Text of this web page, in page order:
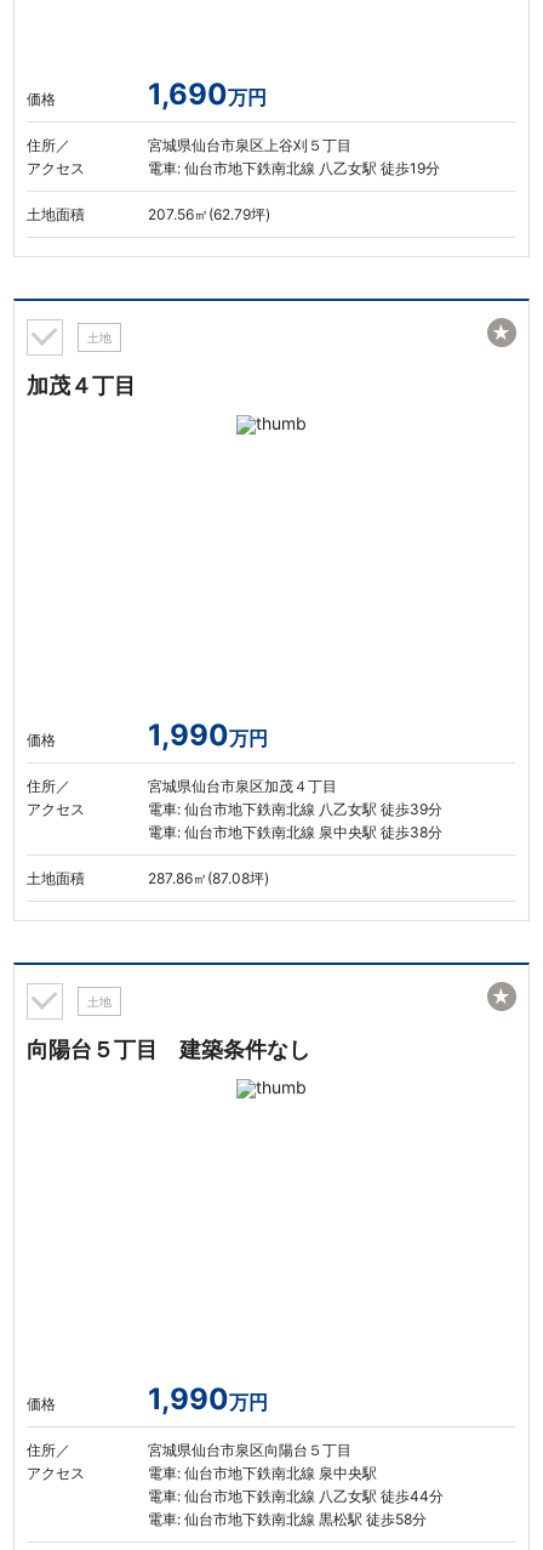
価格 1,690万円
住所／
アクセス
宮城県仙台市泉区上谷刈５丁目
電車: 仙台市地下鉄南北線 八乙女駅 徒歩19分
土地面積 207.56㎡(62.79坪)
土地
加茂４丁目
価格 1,990万円
住所／
アクセス
宮城県仙台市泉区加茂４丁目
電車: 仙台市地下鉄南北線 八乙女駅 徒歩39分
電車: 仙台市地下鉄南北線 泉中央駅 徒歩38分
土地面積 287.86㎡(87.08坪)
★
土地
向陽台５丁目 建築条件なし
価格 1,990万円
住所／
アクセス
宮城県仙台市泉区向陽台５丁目
電車: 仙台市地下鉄南北線 泉中央駅
電車: 仙台市地下鉄南北線 八乙女駅 徒歩44分
電車: 仙台市地下鉄南北線 黒松駅 徒歩58分
★